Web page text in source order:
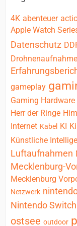
4K abenteuer
Apple Watch
Datenschutz
gameplay
Gaming Hardware
Herr der Ringe
Internet Kabel KI
Künstliche
Luftaufnahmen
Mecklenburg-
Mecklenburg
Netzwerk
Nintendo
ostsee outdoor